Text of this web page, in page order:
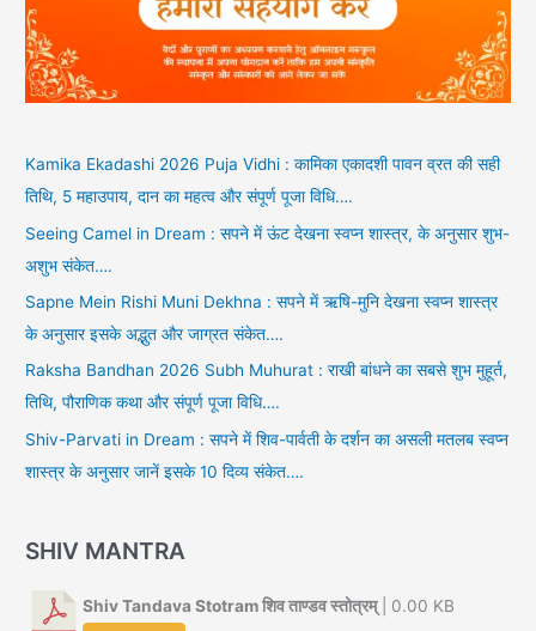
Kamika Ekadashi 2026 Puja Vidhi : कामिका एकादशी पावन व्रत की सही
तिथि, 5 महाउपाय, दान का महत्व और संपूर्ण पूजा विधि….
Seeing Camel in Dream : सपने में ऊंट देखना स्वप्न शास्त्र, के अनुसार शुभ-
अशुभ संकेत….
Sapne Mein Rishi Muni Dekhna : सपने में ऋषि-मुनि देखना स्वप्न शास्त्र
के अनुसार इसके अद्भुत और जाग्रत संकेत….
Raksha Bandhan 2026 Subh Muhurat : राखी बांधने का सबसे शुभ मुहूर्त,
तिथि, पौराणिक कथा और संपूर्ण पूजा विधि….
Shiv-Parvati in Dream : सपने में शिव-पार्वती के दर्शन का असली मतलब स्वप्न
शास्त्र के अनुसार जानें इसके 10 दिव्य संकेत….
SHIV MANTRA
Shiv Tandava Stotram शिव ताण्डव स्तोत्रम्| 0.00 KB